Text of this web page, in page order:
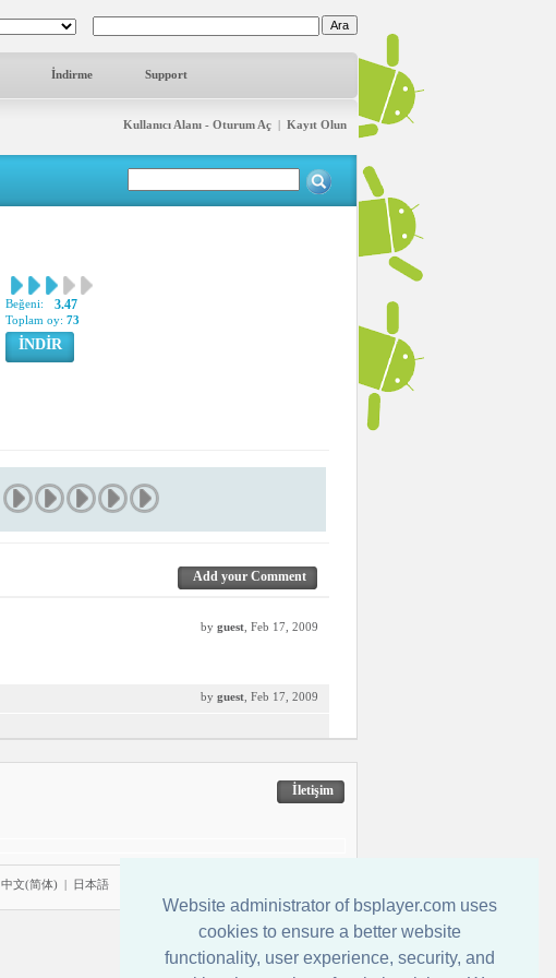
Website administrator of bsplayer.com uses
cookies to ensure a better website
functionality, user experience, security, and
İndirme Support
Kullanıcı Alanı - Oturum Aç | Kayıt Olun
Beğeni: 3.47
Toplam oy: 73
İNDİR
Add your Comment
by guest , Feb 17, 2009
by guest , Feb 17, 2009
İletişim
中文(简体) | 日本語